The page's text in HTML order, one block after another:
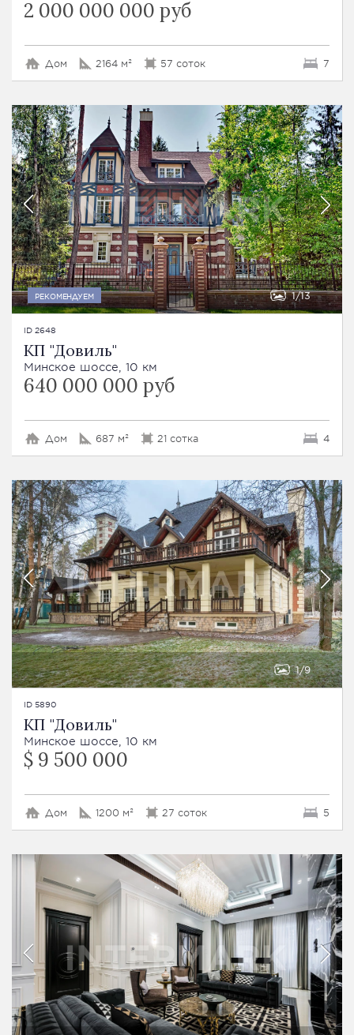
2 000 000 000 руб
Дом 2164 м² 57 соток 7
РЕКОМЕНДУЕМ 1 13
ID 2648
КП "Довиль"
Минское шоссе, 10 км
640 000 000 руб
Дом 687 м² 21 сотка 4
1 9
ID 5890
КП "Довиль"
Минское шоссе, 10 км
$ 9 500 000
Дом 1200 м² 27 соток 5